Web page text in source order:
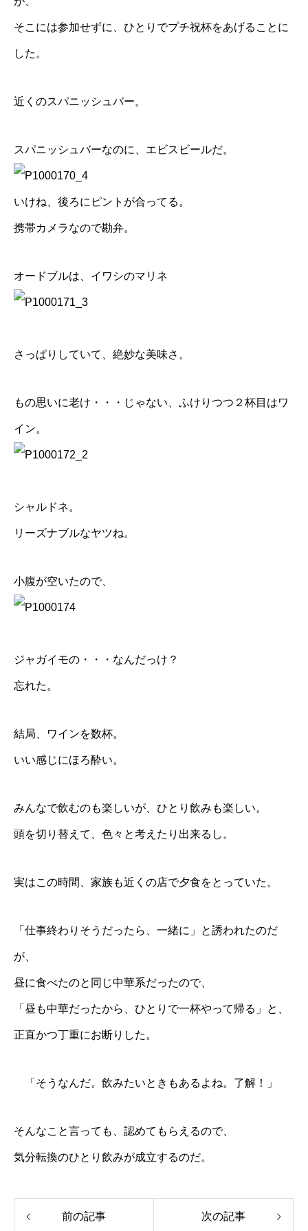
そこには参加せずに、ひとりでプチ祝杯をあげることに
した。
近くのスパニッシュバー。
スパニッシュバーなのに、エビスビールだ。
いけね、後ろにピントが合ってる。
携帯カメラなので勘弁。
オードブルは、イワシのマリネ
さっぱりしていて、絶妙な美味さ。
もの思いに老け・・・じゃない、ふけりつつ２杯目はワ
イン。
シャルドネ。
リーズナブルなヤツね。
小腹が空いたので、
ジャガイモの・・・なんだっけ？
忘れた。
結局、ワインを数杯。
いい感じにほろ酔い。
みんなで飲むのも楽しいが、ひとり飲みも楽しい。
頭を切り替えて、色々と考えたり出来るし。
実はこの時間、家族も近くの店で夕食をとっていた。
「仕事終わりそうだったら、一緒に」と誘われたのだ
が、
昼に食べたのと同じ中華系だったので、
「昼も中華だったから、ひとりで一杯やって帰る」と、
正直かつ丁重にお断りした。
「そうなんだ。飲みたいときもあるよね。了解！」
そんなこと言っても、認めてもらえるので、
気分転換のひとり飲みが成立するのだ。
前の記事 次の記事